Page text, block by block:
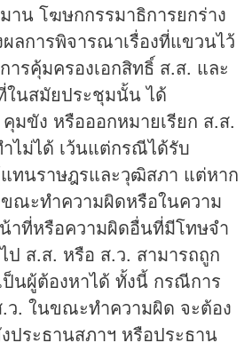
น โฆษกกรรมาธิการยกร่าง
ลการพิจารณาเรื่องที่แขวนไว้
ารคุ้มครองเอกสิทธิ์ ส.ส. และ
นสมัยประชุมนั้น ได้
มขัง หรือออกหมายเรียก ส.ส.
ไม่ได้ เว้นแต่กรณีได้รับ
ทนราษฎรและวุฒิสภา แต่หาก
ณะทำความผิดหรือในความ
าที่หรือความผิดอื่นที่มีโทษจำ
ส.ส. หรือ ส.ว. สามารถถูก
นผู้ต้องหาได้ ทั้งนี้ กรณีการ
ว. ในขณะทำความผิด จะต้อง
ประธานสภาฯ หรือประธาน